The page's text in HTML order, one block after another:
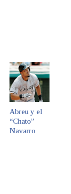
Abreu y el
“Chato”
Navarro